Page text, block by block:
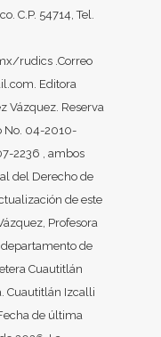
C.P. 54714, Tel.
rudics .Correo
Editora
Vázquez. Reserva
No. 04-2010-
2236 , ambos
del Derecho de
de este
Profesora
de
Cuautitlán
Cuautitlán Izcalli
de última